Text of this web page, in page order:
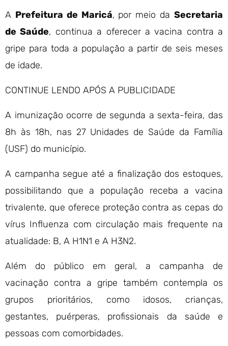
A Prefeitura de Maricá, por meio daSecretaria
de Saúde, continua a oferecer a vacina contra a
gripe para toda a população a partir de seis meses
de idade.
CONTINUE LENDO APÓS A PUBLICIDADE
A imunização ocorre de segunda a sexta-feira, das
8h às 18h, nas 27 Unidades de Saúde da Família
(USF) do município.
A campanha segue até a finalização dos estoques,
possibilitando que a população receba a vacina
trivalente, que oferece proteção contra as cepas do
vírus Influenza com circulação mais frequente na
atualidade: B, A H1N1 e A H3N2.
Além do público em geral, a campanha de
vacinação contra a gripe também contempla os
grupos prioritários, como idosos, crianças,
gestantes, puérperas, profissionais da saúde e
pessoas com comorbidades.